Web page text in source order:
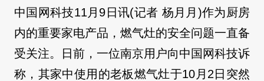
中国网科技11月9日讯(记者 杨月月)作为厨房
内的重要家电产品，燃气灶的安全问题一直备
受关注。日前，一位南京用户向中国网科技诉
称，其家中使用的老板燃气灶于10月2日突然